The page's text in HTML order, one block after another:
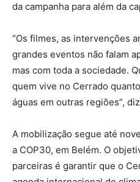
da campanha para além da
“Os filmes, as intervenções
grandes eventos não falam
mas com toda a sociedade.
quem vive no Cerrado
águas em outras regiões”,
A mobilização segue até
a COP30, em Belém. O
parceiras é garantir que o